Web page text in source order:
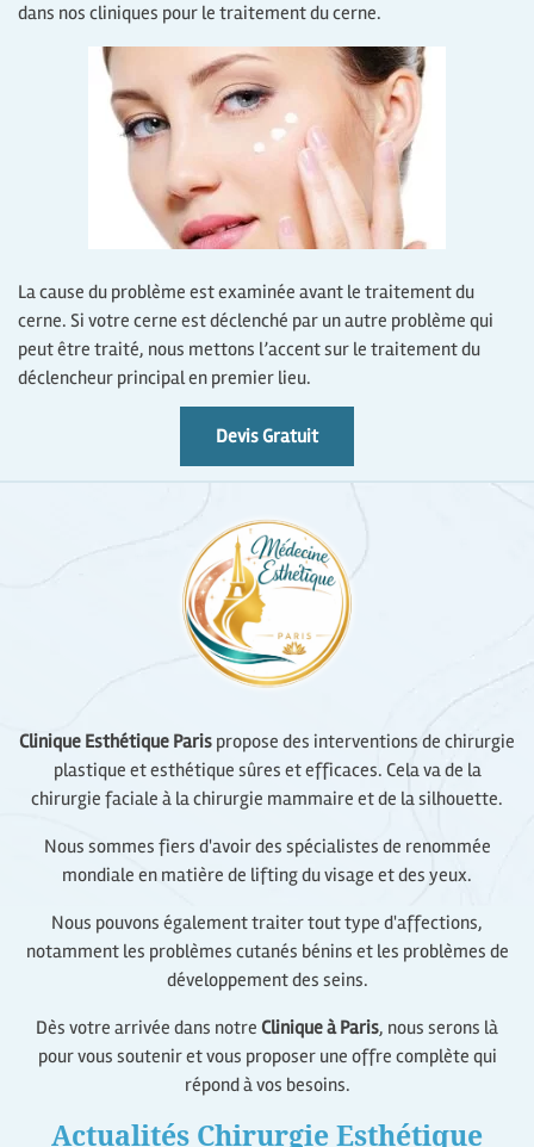
dans nos cliniques pour le traitement du cerne.
La cause du problème est examinée avant le traitement du
cerne. Si votre cerne est déclenché par un autre problème qui
peut être traité, nous mettons l’accent sur le traitement du
déclencheur principal en premier lieu.
Devis Gratuit
Clinique Esthétique Paris propose des interventions de chirurgie
plastique et esthétique sûres et efficaces. Cela va de la
chirurgie faciale à la chirurgie mammaire et de la silhouette.
Nous sommes fiers d'avoir des spécialistes de renommée
mondiale en matière de lifting du visage et des yeux.
Nous pouvons également traiter tout type d'affections,
notamment les problèmes cutanés bénins et les problèmes de
développement des seins.
Dès votre arrivée dans notre Clinique à Paris, nous serons là
pour vous soutenir et vous proposer une offre complète qui
répond à vos besoins.
Actualités Chirurgie Esthétique